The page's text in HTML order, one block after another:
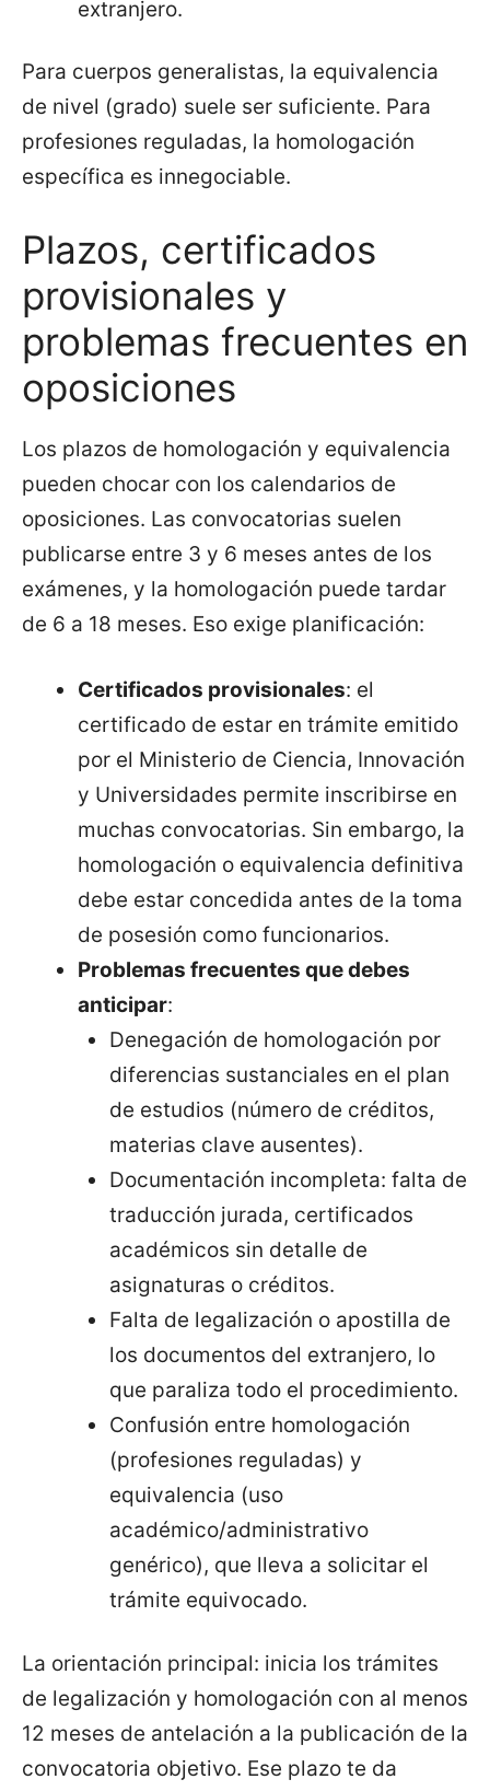
extranjero.
Para cuerpos generalistas, la equivalencia
de nivel (grado) suele ser suficiente. Para
profesiones reguladas, la homologación
específica es innegociable.
Plazos, certificados
provisionales y
problemas frecuentes en
oposiciones
Los plazos de homologación y equivalencia
pueden chocar con los calendarios de
oposiciones. Las convocatorias suelen
publicarse entre 3 y 6 meses antes de los
exámenes, y la homologación puede tardar
de 6 a 18 meses. Eso exige planificación:
Certificados provisionales: el
certificado de estar en trámite emitido
por el Ministerio de Ciencia, Innovación
y Universidades permite inscribirse en
muchas convocatorias. Sin embargo, la
homologación o equivalencia definitiva
debe estar concedida antes de la toma
de posesión como funcionarios.
Problemas frecuentes que debes
anticipar:
Denegación de homologación por
diferencias sustanciales en el plan
de estudios (número de créditos,
materias clave ausentes).
Documentación incompleta: falta de
traducción jurada, certificados
académicos sin detalle de
asignaturas o créditos.
Falta de legalización o apostilla de
los documentos del extranjero, lo
que paraliza todo el procedimiento.
Confusión entre homologación
(profesiones reguladas) y
equivalencia (uso
académico/administrativo
genérico), que lleva a solicitar el
trámite equivocado.
La orientación principal: inicia los trámites
de legalización y homologación con al menos
12 meses de antelación a la publicación de la
convocatoria objetivo. Ese plazo te da